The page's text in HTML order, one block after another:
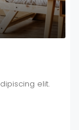
elit.